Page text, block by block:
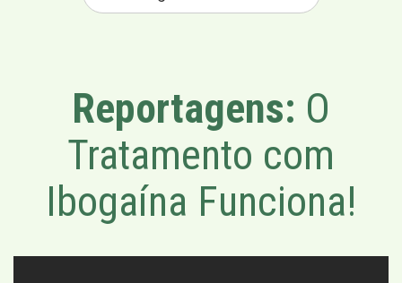
Reportagens: O
Tratamento com
Ibogaína Funciona!